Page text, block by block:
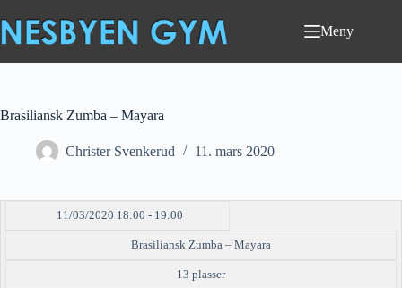
til
innholdet
Meny
Brasiliansk Zumba – Mayara
Christer Svenkerud 11. mars 2020
DATO/TID EVENT TILGJENGELIGHET
11/03/2020 18:00 - 19:00
Brasiliansk Zumba – Mayara
13 plasser